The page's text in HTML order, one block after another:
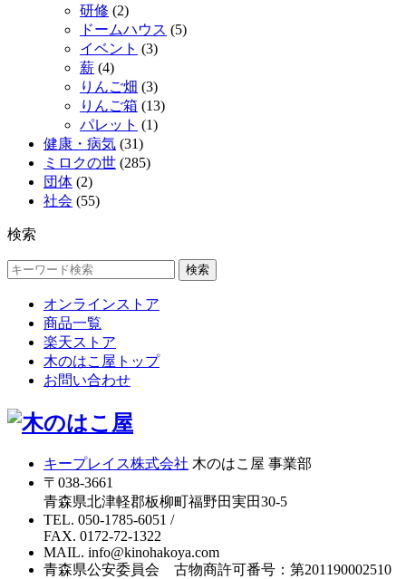
研修 (2)
ドームハウス (5)
イベント (3)
薪 (4)
りんご畑 (3)
りんご箱 (13)
パレット (1)
健康・病気 (31)
ミロクの世 (285)
団体 (2)
社会 (55)
検索
検索
オンラインストア
商品一覧
楽天ストア
木のはこ屋トップ
お問い合わせ
キープレイス株式会社 木のはこ屋 事業部
〒038-3661
青森県北津軽郡板柳町福野田実田30-5
TEL. 050-1785-6051 /
FAX. 0172-72-1322
MAIL. info@kinohakoya.com
青森県公安委員会 古物商許可番号：第201190002510